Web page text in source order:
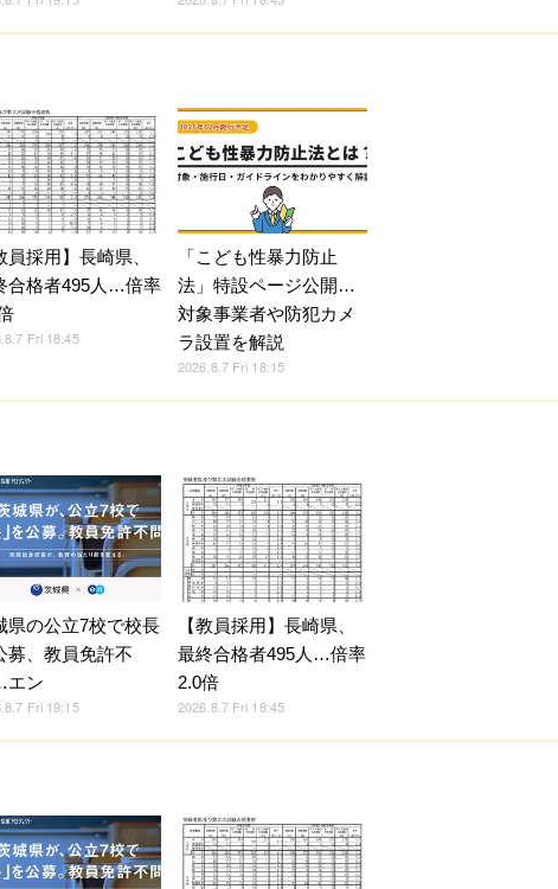
員採用】長崎県、
合格者495人…倍率
Fri 18:45
「こども性暴力防止
法」特設ページ公開…
対象事業者や防犯カメ
ラ設置を解説
2026.8.7 Fri 18:15
県の公立7校で校長
募、教員免許不
エン
Fri 19:15
【教員採用】長崎県、
最終合格者495人…倍率
2.0倍
2026.8.7 Fri 18:45